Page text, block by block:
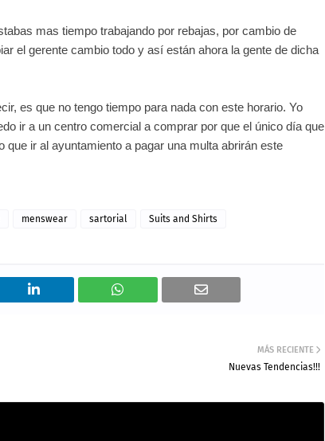
mas tiempo trabajando por rebajas, por cambio de
el gerente cambio todo y así están ahora la gente de dicha
es que no tengo tiempo para nada con este horario. Yo
ir a un centro comercial a comprar por que el único día que
que ir al ayuntamiento a pagar una multa abrirán este
menswear sartorial
Suits and Shirts
MÁS RECIENTE
Nuevas Tendencias!!!